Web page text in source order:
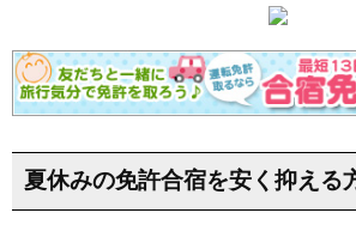
夏休みの免許合宿を安く抑える